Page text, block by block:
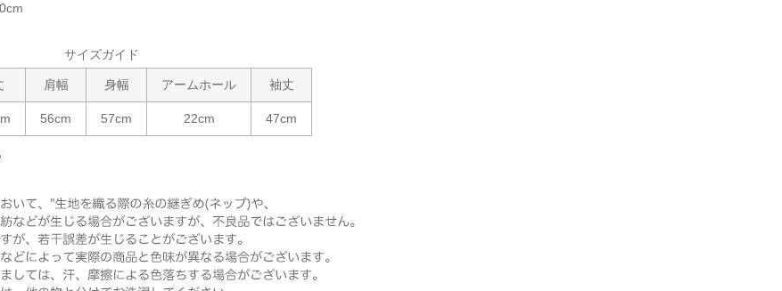
サイズガイド
肩幅 身幅 アームホール 袖丈
56cm 57cm 22cm 47cm